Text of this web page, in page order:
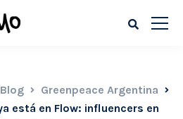
Blog
Greenpeace Argentina
ya está en Flow: influencers en